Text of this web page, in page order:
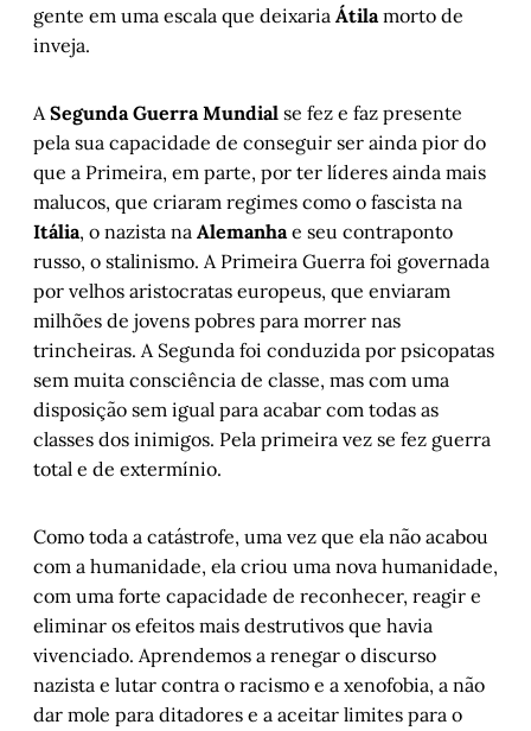
gente em uma escala que deixaria Átilamorto de
inveja.
ASegunda Guerra Mundial se fez e faz presente
pela sua capacidade de conseguir ser ainda pior do
que a Primeira, em parte, por ter líderes ainda mais
malucos, que criaram regimes como o fascista na
Itália, o nazista na Alemanhae seu contraponto
russo, o stalinismo. A Primeira Guerra foi governada
por velhos aristocratas europeus, que enviaram
milhões de jovens pobres para morrer nas
trincheiras. A Segunda foi conduzida por psicopatas
sem muita consciência de classe, mas com uma
disposição sem igual para acabar com todas as
classes dos inimigos. Pela primeira vez se fez guerra
total e de extermínio.
Como toda a catástrofe, uma vez que ela não acabou
com a humanidade, ela criou uma nova humanidade,
com uma forte capacidade de reconhecer, reagir e
eliminar os efeitos mais destrutivos que havia
vivenciado. Aprendemos a renegar o discurso
nazista e lutar contra o racismo e a xenofobia, a não
dar mole para ditadores e a aceitar limites para o